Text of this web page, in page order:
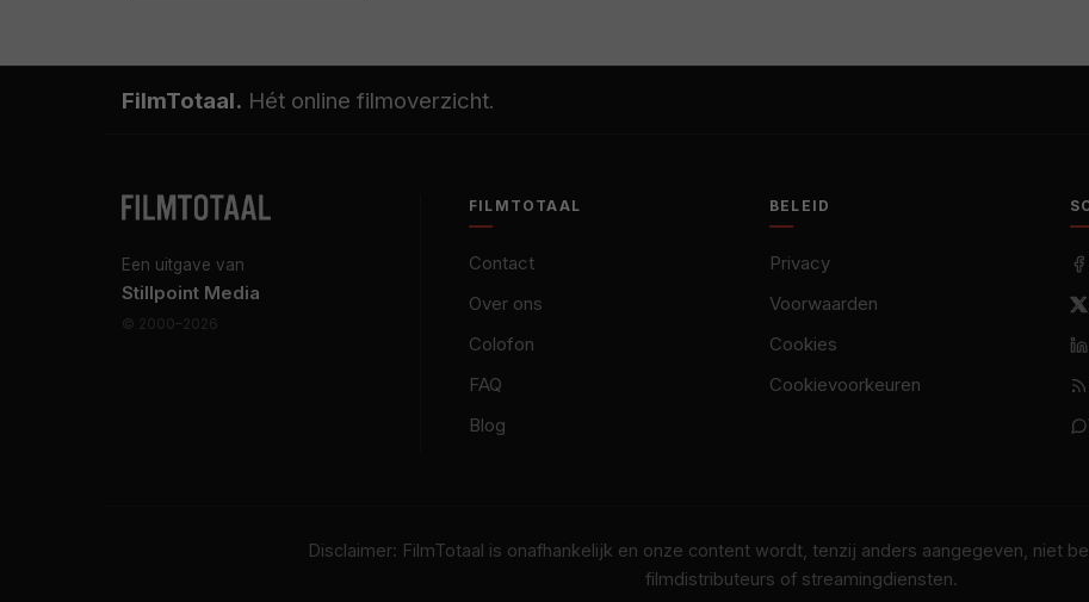
FilmTotaal. Hét online filmoverzicht.
Een uitgave van
Stillpoint Media
© 2000–2026
FILMTOTAAL
Contact
Over ons
Colofon
FAQ
Blog
BELEID
Privacy
Voorwaarden
Cookies
Cookievoorkeuren
Disclaimer: FilmTotaal is onafhankelijk en onze content wordt, tenzij anders aangegeven, niet
filmdistributeurs of streamingdiensten.